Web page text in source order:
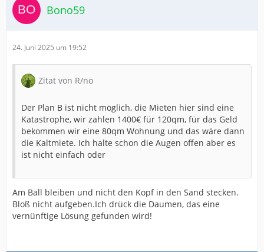
Bono59
24. Juni 2025 um 19:52
Zitat von R/no
Der Plan B ist nicht möglich, die Mieten hier sind eine
Katastrophe, wir zahlen 1400€ für 120qm, für das Geld
bekommen wir eine 80qm Wohnung und das wäre dann
die Kaltmiete. Ich halte schon die Augen offen aber es
ist nicht einfach oder
Am Ball bleiben und nicht den Kopf in den Sand stecken.
Bloß nicht aufgeben.Ich drück die Daumen, das eine
vernünftige Lösung gefunden wird!